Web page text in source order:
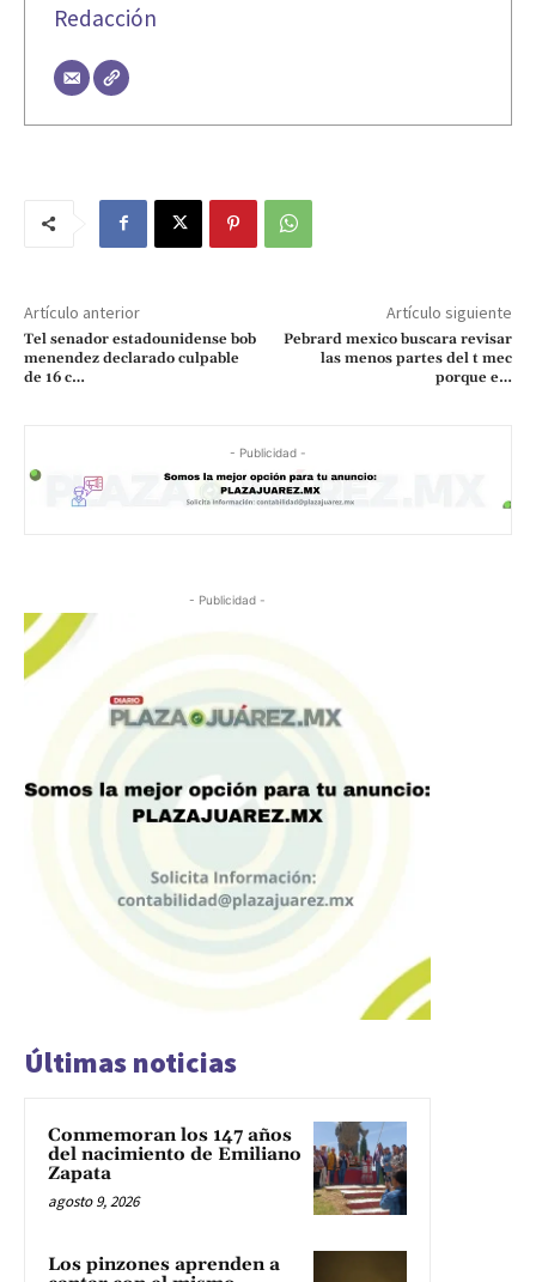
Redacción
Artículo anterior
Tel senador estadounidense bob
menendez declarado culpable
de 16 c…
Artículo siguiente
Pebrard mexico buscara revisar
las menos partes del t mec
porque e…
- Publicidad -
- Publicidad -
Últimas noticias
Conmemoran los 147 años
del nacimiento de Emiliano
Zapata
agosto 9, 2026
Los pinzones aprenden a